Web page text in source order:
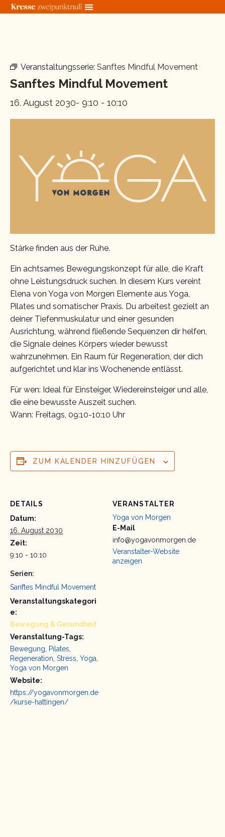
Zum
Veranstaltungsserie: Sanftes Mindful Movement
Sanftes Mindful Movement
16. August 2030- 9:10 - 10:10
Stärke finden aus der Ruhe.
Ein achtsames Bewegungskonzept für alle, die Kraft
ohne Leistungsdruck suchen. In diesem Kurs vereint
Elena von Yoga von Morgen Elemente aus Yoga,
Pilates und somatischer Praxis. Du arbeitest gezielt an
deiner Tiefenmuskulatur und einer gesunden
Ausrichtung, während fließende Sequenzen dir helfen,
die Signale deines Körpers wieder bewusst
wahrzunehmen. Ein Raum für Regeneration, der dich
aufgerichtet und klar ins Wochenende entlässt.
Für wen: Ideal für Einsteiger, Wiedereinsteiger und alle,
die eine bewusste Auszeit suchen.
Wann: Freitags, 09:10-10:10 Uhr
ZUM KALENDER HINZUFÜGEN
DETAILS
Datum:
16. August 2030
Zeit:
9:10 - 10:10
Serien:
Sanftes Mindful Movement
Veranstaltungskategori
e:
Bewegung & Gesundheit
Veranstaltung-Tags:
Bewegung, Pilates,
Regeneration, Stress, Yoga,
Yoga von Morgen
Website:
https://yogavonmorgen.de
/kurse-hattingen/
VERANSTALTER
Yoga von Morgen
E-Mail
info@yogavonmorgen.de
Veranstalter-Website
anzeigen